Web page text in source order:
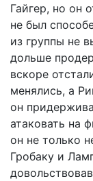
Гайгер, но он
не был
из группы не
дольше
вскоре
менялись, а
он
атаковать на
он не только
Гробаку и